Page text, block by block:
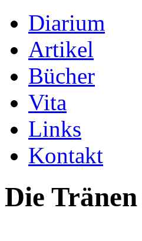
Diarium
Artikel
Bücher
Vita
Links
Kontakt
Die